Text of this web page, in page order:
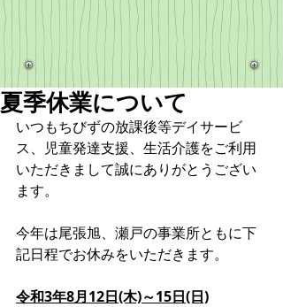
夏季休業について
いつもちびずの放課後等デイサービ
ス、児童発達支援、生活介護をご利用
いただきまして誠にありがとうござい
ます。
今年は尾張旭、瀬戸の事業所ともに下
記日程でお休みをいただきます。
令和3年8月12日(木)～15日(日)